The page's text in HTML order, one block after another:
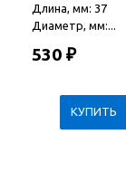
Длина, мм: 37
Диаметр, мм:...
530 ₽